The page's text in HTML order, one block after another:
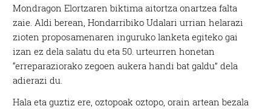
Mondragon Elortzaren biktima aitortza onartzea falta
zaie. Aldi berean, Hondarribiko Udalari urrian helarazi
zioten proposamenaren inguruko lanketa egiteko gai
izan ez dela salatu du eta 50. urteurren honetan
“erreparaziorako zegoen aukera handi bat galdu” dela
adierazi du.
Hala eta guztiz ere, oztopoak oztopo, orain artean bezala